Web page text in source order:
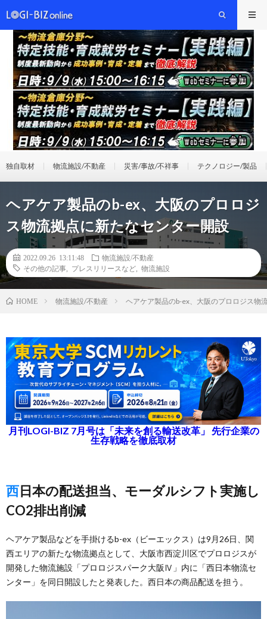
独自取材 物流施設/不動産 災害/事故/不祥事 テクノロジー/製品
ヘアケア製品のb-ex、大阪のプロロジ
ス物流拠点に新たなセンター開設
2022.09.26 13:11:48
物流施設/不動産
その他の記事
プレスリリースなど 物流施設
HOME 物流施設/不動産 ヘアケア製品のb-ex、大阪のプロロジス物
月刊LOGI-BIZ 7月号は「未来を創る輸送改革」 先行企業の
生存戦略を徹底取材
西日本の配送担当、モーダルシフト実施し
CO2排出削減
ヘアケア製品などを手掛けるb-ex（ビーエックス）は9月26日、関
西エリアの新たな物流拠点として、大阪市西淀川区でプロロジスが
開発した物流施設「プロロジスパーク大阪Ⅳ」内に「西日本物流セ
ンター」を同日開設したと発表した。西日本の商品配送を担う。